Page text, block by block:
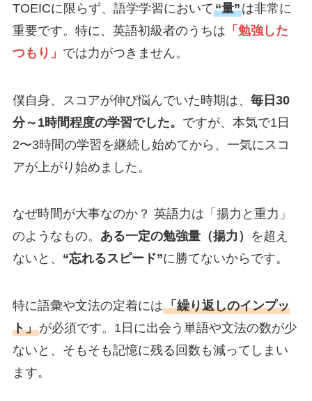
TOEICに限らず、語学学習において“量”は非常に
重要です。特に、英語初級者のうちは 「勉強した
つもり」 では力がつきません。
僕自身、スコアが伸び悩んでいた時期は、 毎日30
分～1時間程度の学習でした。 ですが、本気で1日
2〜3時間の学習を継続し始めてから、一気にスコ
アが上がり始めました。
なぜ時間が大事なのか？ 英語力は「揚力と重力」
のようなもの。 ある一定の勉強量（揚力）
を超え
ないと、 “忘れるスピード”に勝てないからです。
特に語彙や文法の定着には「繰り返しのインプッ
ト」が必須です。1日に出会う単語や文法の数が少
ないと、そもそも記憶に残る回数も減ってしまい
ます。